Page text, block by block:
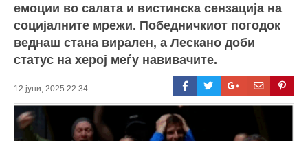
емоции во салата и вистинска сензација на
социјалните мрежи. Победничкиот погодок
веднаш стана вирален, а Лескано доби
статус на херој меѓу навивачите.
12 јуни, 2025 22:34